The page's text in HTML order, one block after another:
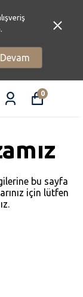
Devam
0
bu sayfa
için lütfen